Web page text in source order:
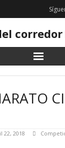
22, 2018